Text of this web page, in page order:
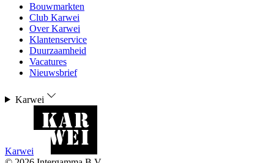
Bouwmarkten
Club Karwei
Over Karwei
Klantenservice
Duurzaamheid
Vacatures
Nieuwsbrief
Karwei
Karwei